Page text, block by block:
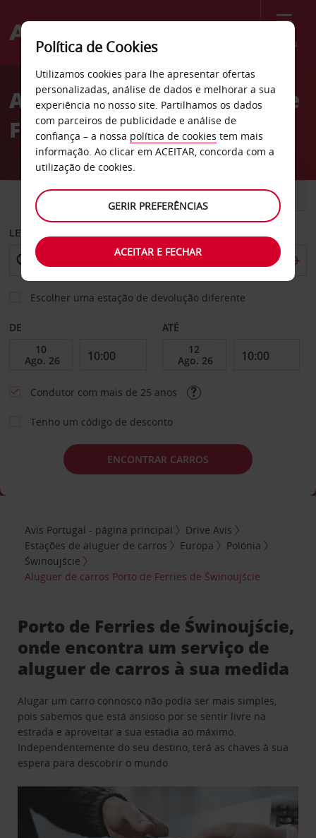
Menu
Welcome
AvisAluguer de carros Porto de
Ferries de Świnoujście
CARRO COMERCIAIS
LEVANTAR EM
Escolher uma estação de devolução diferente
DE ATÉ
Condutor com mais de 25 anos
Tenho um código de desconto
ENCONTRAR CARROS
Avis Portugal - página principal
Drive Avis
Estações de aluguer de carros
Europa
Polónia
Świnoujście
Aluguer de carros Porto de Ferries de Świnoujście
Porto de Ferries de Świnoujście,
onde encontra um serviço de
aluguer de carros à sua medida
Alugar um carro connosco não podia ser mais simples,
pois sabemos que está ansioso por se sentir livre na
estrada e aproveitar a sua estadia ao máximo.
Independentemente do seu destino, terá as chaves à sua
espera para descobrir o mundo.
Política de Cookies
Utilizamos cookies para lhe apresentar ofertas
personalizadas, análise de dados e melhorar a sua
experiência no nosso site. Partilhamos os dados
com parceiros de publicidade e análise de
confiança – a nossa política de cookies tem mais
informação. Ao clicar em ACEITAR, concorda com a
utilização de cookies.
GERIR PREFERÊNCIAS
ACEITAR E FECHAR